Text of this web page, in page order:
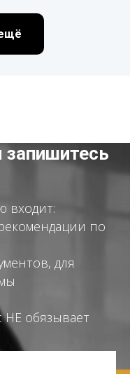
запишитесь
входит:
по
для
НЕ обязывает